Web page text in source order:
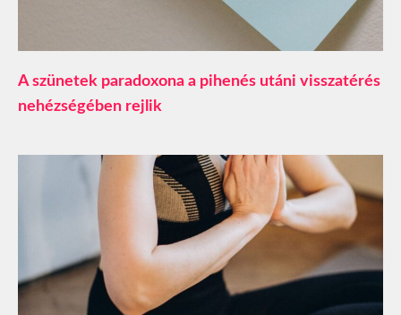
A szünetek paradoxona a pihenés utáni visszatérés
nehézségében rejlik